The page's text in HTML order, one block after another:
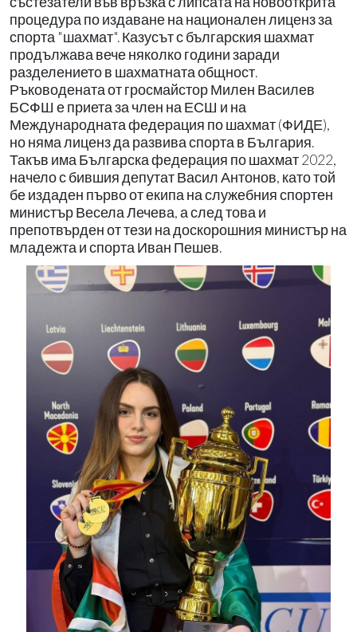
процедура по издаване на национален лиценз за
спорта "шахмат". Казусът с българския шахмат
продължава вече няколко години заради
разделението в шахматната общност.
Ръководената от гросмайстор Милен Василев
БСФШ е приета за член на ЕСШ и на
Международната федерация по шахмат (ФИДЕ),
но няма лиценз да развива спорта в България.
Такъв има Българска федерация по шахмат 2022,
начело с бившия депутат Васил Антонов, като той
бе издаден първо от екипа на служебния спортен
министър Весела Лечева, а след това и
препотвърден от тези на доскорошния министър на
младежта и спорта Иван Пешев.